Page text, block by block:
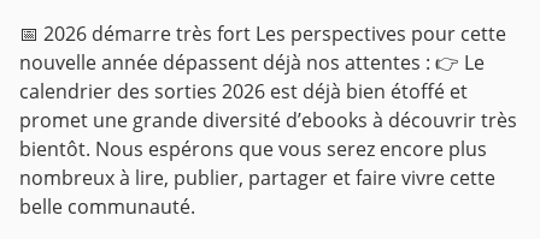
📅 2026 démarre très fort Les perspectives pour cette
nouvelle année dépassent déjà nos attentes : 👉 Le
calendrier des sorties 2026 est déjà bien étoffé et
promet une grande diversité d’ebooks à découvrir très
bientôt. Nous espérons que vous serez encore plus
nombreux à lire, publier, partager et faire vivre cette
belle communauté.